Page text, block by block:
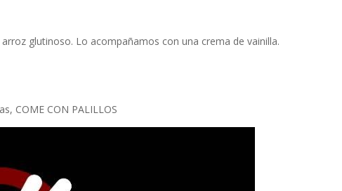
glutinoso. Lo acompañamos con una crema de vainilla.
COME CON PALILLOS